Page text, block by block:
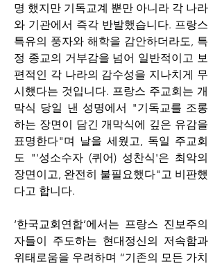
명 했지만 기독교계 뿐만 아니라 각 나라
와 기관에서 즉각 반발했습니다. 프랑스
특유의 풍자와 해학을 감안하더라도, 특
정 종교의 거부감을 넘어 일반적이고 보
편적인 각 나라의 감수성을 지나치게 무
시했다는 것입니다. 프랑스 주교회는 개
막식 당일 낸 성명에서 "기독교를 조롱
하는 장면이 담긴 개막식에 깊은 유감을
표명한다"며 날을 세웠고, 독일 주교회
도 "'성소수자 (퀴어) 성찬식'은 최악의
장면이고, 완전히 불필요했다"고 비판했
다고 합니다.
‘한국교회연합’에서는 프랑스 진보주의
자들이 주도하는 현대정신의 저속함과
위태로움을 우려하며 “기존의 모든 가치